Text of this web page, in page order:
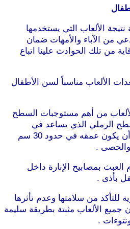
الألعاب التي يستخدمها
من الآباء والأمهات ضمان
من تلك الحوادث علينا اتباع
الألعاب مناسباً لسن الأطفال
من أهم مستوجبات السطح
الرملي الذي يساعد في
امتصاص الصدمات وينبغي أن يكون عمقه في حدود 30 سم
والحصى .
العبث بمصابيح الإنارة داخل
بأذى .
للتأكد من سلامتها وعدم تأثرها
جميع الألعاب مثبتة بطريقة سليمة
.